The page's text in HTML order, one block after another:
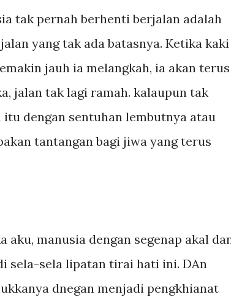
tak pernah berhenti berjalan adalah
yang tak ada batasnya. Ketika kaki
jauh ia melangkah, ia akan terus
jalan tak lagi ramah. kalaupun tak
dengan sentuhan lembutnya atau
tantangan bagi jiwa yang terus
manusia dengan segenap akal
sela-sela lipatan tirai hati ini. DAn
dnegan menjadi pengkhianat